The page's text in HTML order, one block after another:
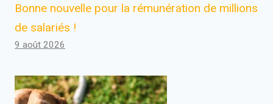
Bonne nouvelle pour la rémunération de millions
de salariés !
9 août 2026